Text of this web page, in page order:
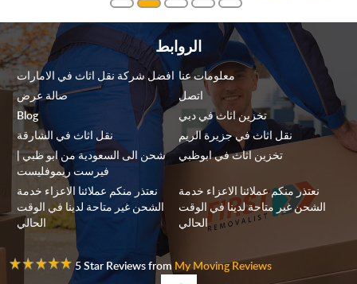
الروابط
افضل شركة نقل اثاث في الامارات معلومات عنا
صالة عرض
اتصل
Blog
تخزين اثاث في دبي
نقل اثاث في الشارقة
نقل اثاث في جزيرة الريم
شحن الى السعودية من ابو ظبي |
فيرست ريموفليست
تخزين اثاث في ابوظبي
نعتذر منكم عملائنا الاعزاء خدمة
الشحن غير متاحة لدينا في الوقت
الحالي
نعتذر منكم عملائنا الاعزاء خدمة
الشحن غير متاحة لدينا في الوقت
الحالي
5 Star Reviews from My Moving Reviews